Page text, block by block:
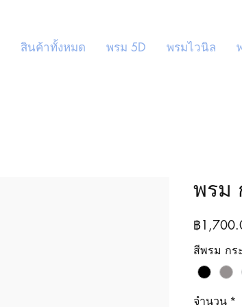
สินค้าทั้งหมด พรม 5D พรมไวนิล
พรม
฿
สีพรม กร
จำนวน *